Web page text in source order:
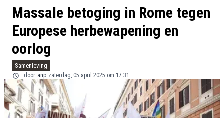
Massale betoging in Rome tegen
Europese herbewapening en
oorlog
Samenleving
door anp zaterdag, 05 april 2025 om 17:31